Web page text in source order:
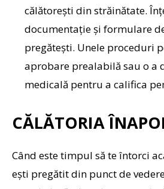
călătorești din străinătate.
documentație și formulare
pregătești. Unele proceduri
aprobare prealabilă sau o a
medicală pentru a califica
CĂLĂTORIA
Când este timpul să te întorci
ești pregătit din punct de